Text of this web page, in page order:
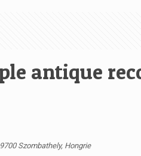
antique
Szombathely, Hongrie